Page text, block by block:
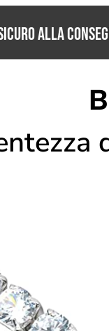
ALLA